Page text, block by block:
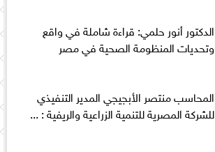
الدكتور أنور حلمي: قراءة شاملة في واقع
وتحديات المنظومة الصحية في مصر
المحاسب منتصر الأبجيجي المدير التنفيذي
للشركة المصرية للتنمية الزراعية والريفية : ...